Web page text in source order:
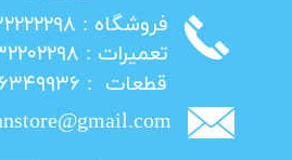
​فروشگاه : ۰۲۶۳۲۲۲۲۲۹۸
​تعمیرات : ۰۲۶۳۲۲۰۲۲۹۸
​قطعات : ۰۲۱۳۶۳۴۹۹۳۶